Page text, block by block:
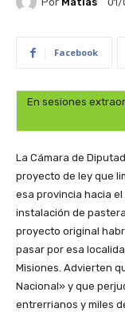
Facebook
En sesiones
La Cámara de
proyecto de ley que
esa provincia hacia
instalación de
proyecto original
pasar por esa
Misiones. Advierten
Nacional» y que
entrerrianos y miles